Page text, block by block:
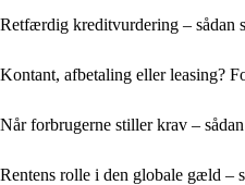
Retfærdig kreditvurdering – sådan
Kontant, afbetaling eller leasing?
Når forbrugerne stiller krav –
Rentens rolle i den globale gæld –